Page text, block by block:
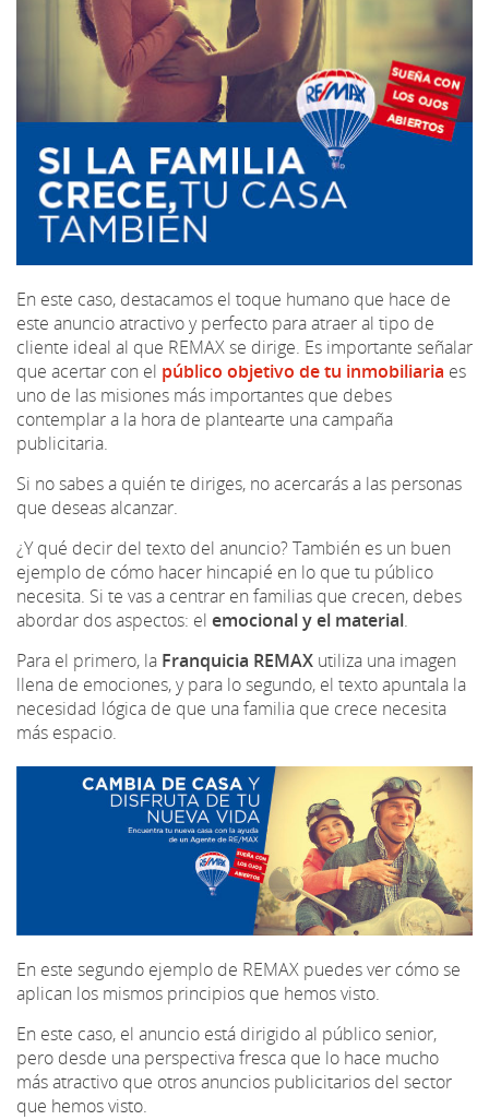
En este caso, destacamos el toque humano que hace de
este anuncio atractivo y perfecto para atraer al tipo de
cliente ideal al que REMAX se dirige. Es importante señalar
que acertar con el público objetivo de tu inmobiliaria es
uno de las misiones más importantes que debes
contemplar a la hora de plantearte una campaña
publicitaria.
Si no sabes a quién te diriges, no acercarás a las personas
que deseas alcanzar.
¿Y qué decir del texto del anuncio? También es un buen
ejemplo de cómo hacer hincapié en lo que tu público
necesita. Si te vas a centrar en familias que crecen, debes
abordar dos aspectos: el emocional y el material.
Para el primero, la Franquicia REMAX utiliza una imagen
llena de emociones, y para lo segundo, el texto apuntala la
necesidad lógica de que una familia que crece necesita
más espacio.
En este segundo ejemplo de REMAX puedes ver cómo se
aplican los mismos principios que hemos visto.
En este caso, el anuncio está dirigido al público senior,
pero desde una perspectiva fresca que lo hace mucho
más atractivo que otros anuncios publicitarios del sector
que hemos visto.